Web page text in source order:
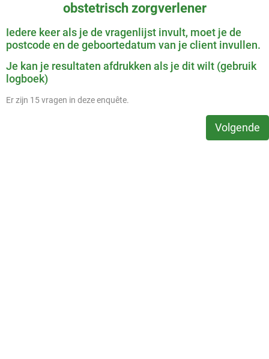
obstetrisch zorgverlener
Iedere keer als je de vragenlijst invult, moet je de
postcode en de geboortedatum van je client invullen.
Je kan je resultaten afdrukken als je dit wilt (gebruik
logboek)
Er zijn 15 vragen in deze enquête.
Volgende